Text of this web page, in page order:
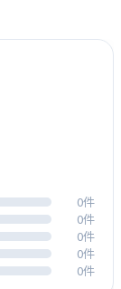
0件
0件
0件
0件
0件